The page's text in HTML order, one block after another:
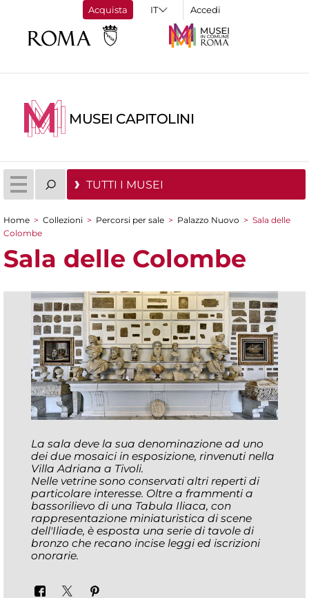
Acquista Accedi
MUSEI CAPITOLINI
TUTTI I MUSEI
Tu sei qui
Home > Collezioni > Percorsi per sale > Palazzo Nuovo > Sala delle
Colombe
Sala delle Colombe
La sala deve la sua denominazione ad uno
dei due mosaici in esposizione, rinvenuti nella
Villa Adriana a Tivoli.
Nelle vetrine sono conservati altri reperti di
particolare interesse. Oltre a frammenti a
bassorilievo di una Tabula Iliaca, con
rappresentazione miniaturistica di scene
dell'Iliade, è esposta una serie di tavole di
bronzo che recano incise leggi ed iscrizioni
onorarie.